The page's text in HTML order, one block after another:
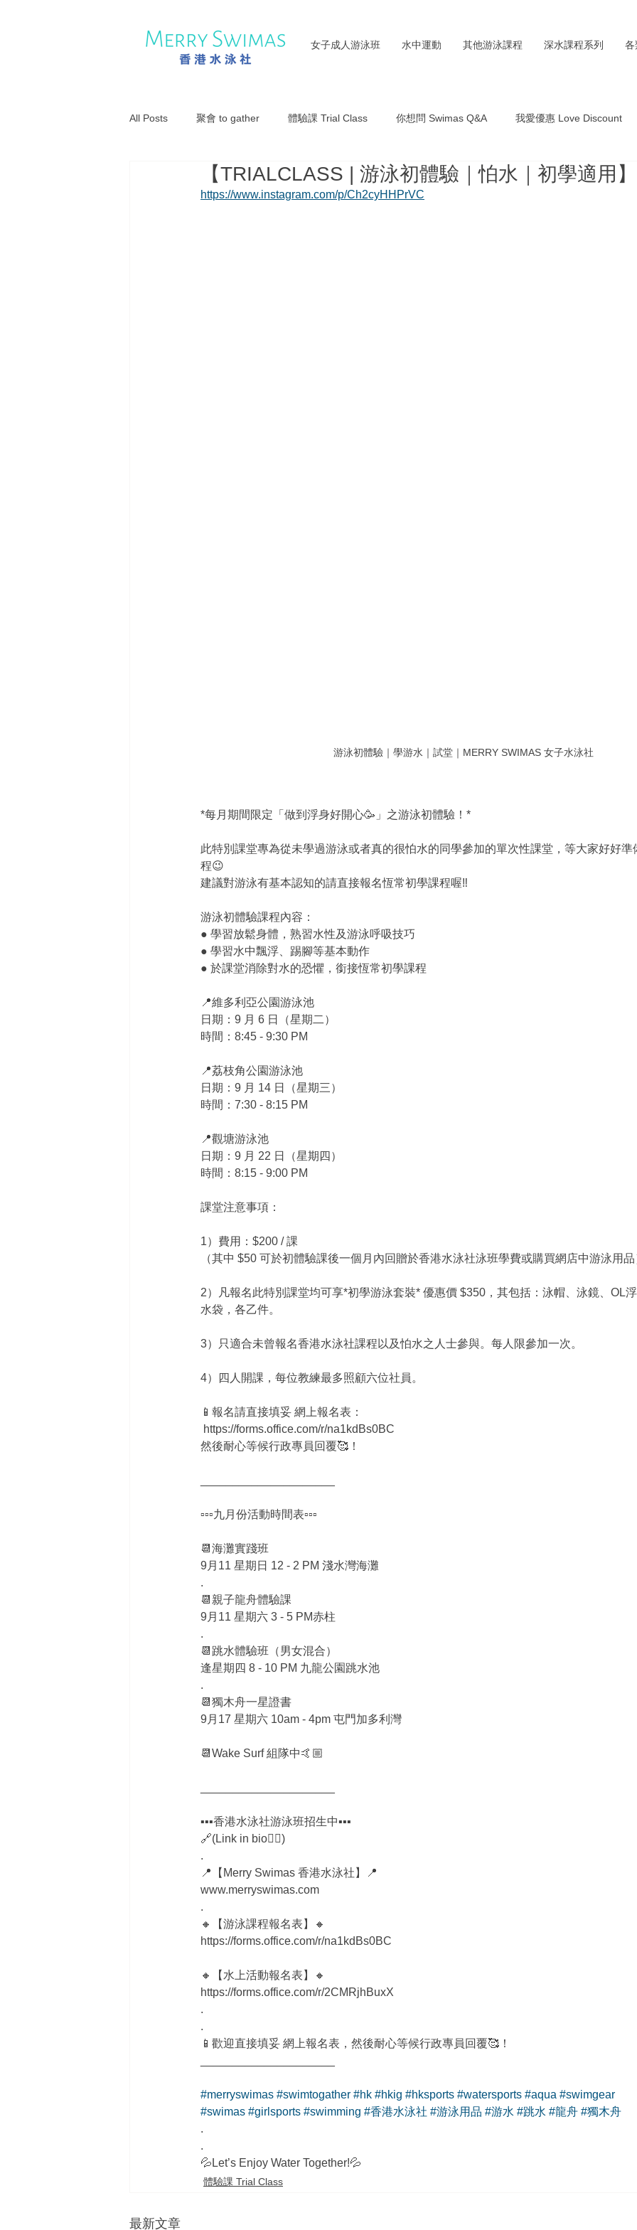
女子成人游泳班 水中運動 其他游泳課程 深水課程系列 各
All Posts 聚會 to gather 體驗課 Trial Class 你想問 Swimas Q&A 我愛優惠 Love Discount
【TRIALCLASS | 游泳初體驗｜怕水｜初學適用】
https://www.instagram.com/p/Ch2cyHHPrVC
游泳初體驗｜學游水｜試堂｜MERRY SWIMAS 女子水泳社
*每月期間限定「做到浮身好開心🥳」之游泳初體驗！*
此特別課堂專為從未學過游泳或者真的很怕水的同學參加的單次性課堂，等大家好好準
程😉
建議對游泳有基本認知的請直接報名恆常初學課程喔‼️
游泳初體驗課程內容：
● 學習放鬆身體，熟習水性及游泳呼吸技巧
● 學習水中飄浮、踢腳等基本動作
● 於課堂消除對水的恐懼，銜接恆常初學課程
📍維多利亞公園游泳池
日期：9 月 6 日（星期二）
時間：8:45 - 9:30 PM
📍荔枝角公園游泳池
日期：9 月 14 日（星期三）
時間：7:30 - 8:15 PM
📍觀塘游泳池
日期：9 月 22 日（星期四）
時間：8:15 - 9:00 PM
課堂注意事項：
1）費用：$200 / 課
（其中 $50 可於初體驗課後一個月內回贈於香港水泳社泳班學費或購買網店中游泳用
2）凡報名此特別課堂均可享*初學游泳套裝* 優惠價 $350，其包括：泳帽、泳鏡、OL
水袋，各乙件。
3）只適合未曾報名香港水泳社課程以及怕水之人士參與。每人限參加一次。
4）四人開課，每位教練最多照顧六位社員。
📱報名請直接填妥 網上報名表：
https://forms.office.com/r/na1kdBs0BC
然後耐心等候行政專員回覆🥰！
▫️▫️▫️九月份活動時間表▫️▫️▫️
📆海灘實踐班
9月11 星期日 12 - 2 PM 淺水灣海灘
.
📆親子龍舟體驗課
9月11 星期六 3 - 5 PM赤柱
.
📆跳水體驗班（男女混合）
逢星期四 8 - 10 PM 九龍公園跳水池
.
📆獨木舟一星證書
9月17 星期六 10am - 4pm 屯門加多利灣
📆Wake Surf 組隊中🤙🏼
▪▪▪香港水泳社游泳班招生中▪▪▪
🔗(Link in bio☝🏻)
.
📍【Merry Swimas 香港水泳社】📍
www.merryswimas.com
.
🔸【游泳課程報名表】🔸
https://forms.office.com/r/na1kdBs0BC
🔸【水上活動報名表】🔸
https://forms.office.com/r/2CMRjhBuxX
.
.
📱歡迎直接填妥 網上報名表，然後耐心等候行政專員回覆🥰！
#merryswimas #swimtogather #hk #hkig #hksports #watersports #aqua #swimgear
#swimas #girlsports #swimming #香港水泳社 #游泳用品 #游水 #跳水 #龍舟 #獨木舟
.
.
💦Let’s Enjoy Water Together!💦
體驗課 Trial Class
最新文章